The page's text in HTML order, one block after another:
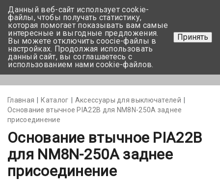
+375 17-350-99-56
+375 44-752-82-08
Задать вопрос
Главная Каталог
Аксессуары для выключателей
Основание втычное PIA22B для NM8N-250A заднее
присоединение
Основание втычное PIA22B
для NM8N-250A заднее
присоединение
Данный веб-сайт использует cookie-
файлы, чтобы получать статистику,
которая помогает показывать вам самые
интересные и выгодные предложения.
Вы можете отключить coocie-файлы в
настройках. Продолжая использовать
данный сайт, вы соглашаетесь с
использованием нами cookie-файлов.
Принять